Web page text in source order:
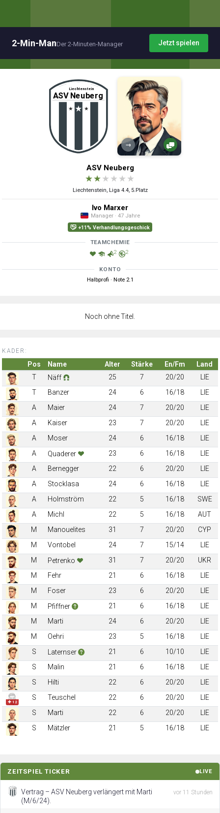
2-Min-ManDer 2-Minuten-Manager Jetzt spielen
→
ASV Neuberg
★★★ ★ ★ ★
Liechtenstein, Liga 4.4, 5.Platz
Ivo Marxer
Manager · 47 Jahre
+11% Verhandlungsgeschick
TEAMCHEMIE
2 2
KONTO
Halbprofi · Note 2.1
Noch ohne Titel.
KADER:
Pos Name Alter Stärke En/Fm
Land
T
Näff 25 7 20/20
LIE
T
Banzer 24 6 16/18
LIE
A
Maier 24 7 20/20
LIE
A
Kaiser 23 7 20/20
LIE
A
Moser 24 6 16/18
LIE
A
Quaderer 23 6 16/18
LIE
A
Bernegger 22 6 20/20
LIE
A
Stocklasa 24 6 16/18
LIE
A
Holmström 22 5 16/18
SWE
A
Michl 22 5 16/18
AUT
M
Manouelites 31 7 20/20
CYP
M
Vontobel 24 7 15/14
LIE
M
Petrenko 31 7 20/20
UKR
M
Fehr 21 6 16/18
LIE
M
Foser 23 6 20/20
LIE
M
Pfiffner 21 6 16/18
LIE
M
Marti 24 6 20/20
LIE
M
Oehri 23 5 16/18
LIE
S
Laternser 21 6 10/10
LIE
S
Malin 21 6 16/18
LIE
S
Hilti 22 6 20/20 LIE
✚ 12
S Teuschel 22 6 20/20
LIE
S
Marti 22 6 20/20
LIE
S
Mätzler 21 5 16/18 LIE
ZEITSPIEL TICKER LIVE
Vertrag – ASV Neuberg verlängert mit Marti
(M/6/24).
vor 11 Stunden